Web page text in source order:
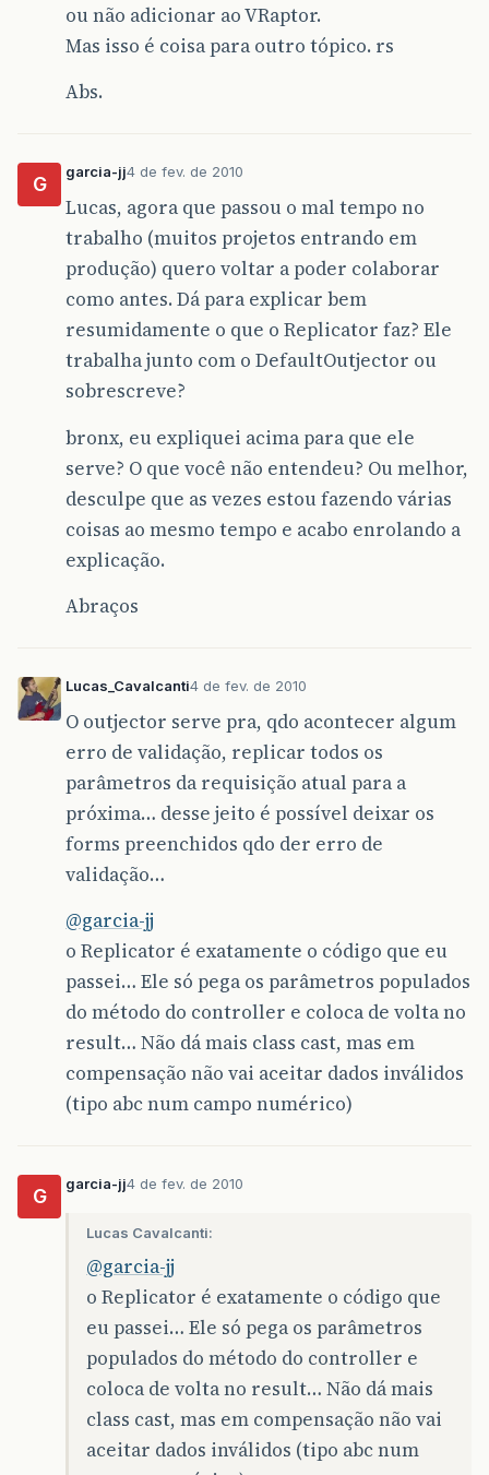
ou não adicionar ao VRaptor.
Mas isso é coisa para outro tópico. rs
Abs.
G
garcia-jj4 de fev. de 2010
Lucas, agora que passou o mal tempo no
trabalho (muitos projetos entrando em
produção) quero voltar a poder colaborar
como antes. Dá para explicar bem
resumidamente o que o Replicator faz? Ele
trabalha junto com o DefaultOutjector ou
sobrescreve?
bronx, eu expliquei acima para que ele
serve? O que você não entendeu? Ou melhor,
desculpe que as vezes estou fazendo várias
coisas ao mesmo tempo e acabo enrolando a
explicação.
Abraços
Lucas_Cavalcanti4 de fev. de 2010
O outjector serve pra, qdo acontecer algum
erro de validação, replicar todos os
parâmetros da requisição atual para a
próxima… desse jeito é possível deixar os
forms preenchidos qdo der erro de
validação…
@garcia-jj
o Replicator é exatamente o código que eu
passei… Ele só pega os parâmetros populados
do método do controller e coloca de volta no
result… Não dá mais class cast, mas em
compensação não vai aceitar dados inválidos
(tipo abc num campo numérico)
G
garcia-jj4 de fev. de 2010
Lucas Cavalcanti:
@garcia-jj
o Replicator é exatamente o código que
eu passei… Ele só pega os parâmetros
populados do método do controller e
coloca de volta no result… Não dá mais
class cast, mas em compensação não vai
aceitar dados inválidos (tipo abc num